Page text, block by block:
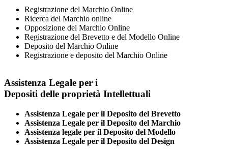
Registrazione del Marchio Online
Ricerca del Marchio online
Opposizione del Marchio Online
Registrazione del Brevetto e del Modello Online
Deposito del Marchio Online
Registrazione e deposito del Marchio Online
Assistenza Legale per i
Depositi delle proprietà Intellettuali
Assistenza Legale per il Deposito del Brevetto
Assistenza Legale per il Deposito del Marchio
Assistenza legale per il Deposito del Modello
Assistenza Legale per il Deposito del Design